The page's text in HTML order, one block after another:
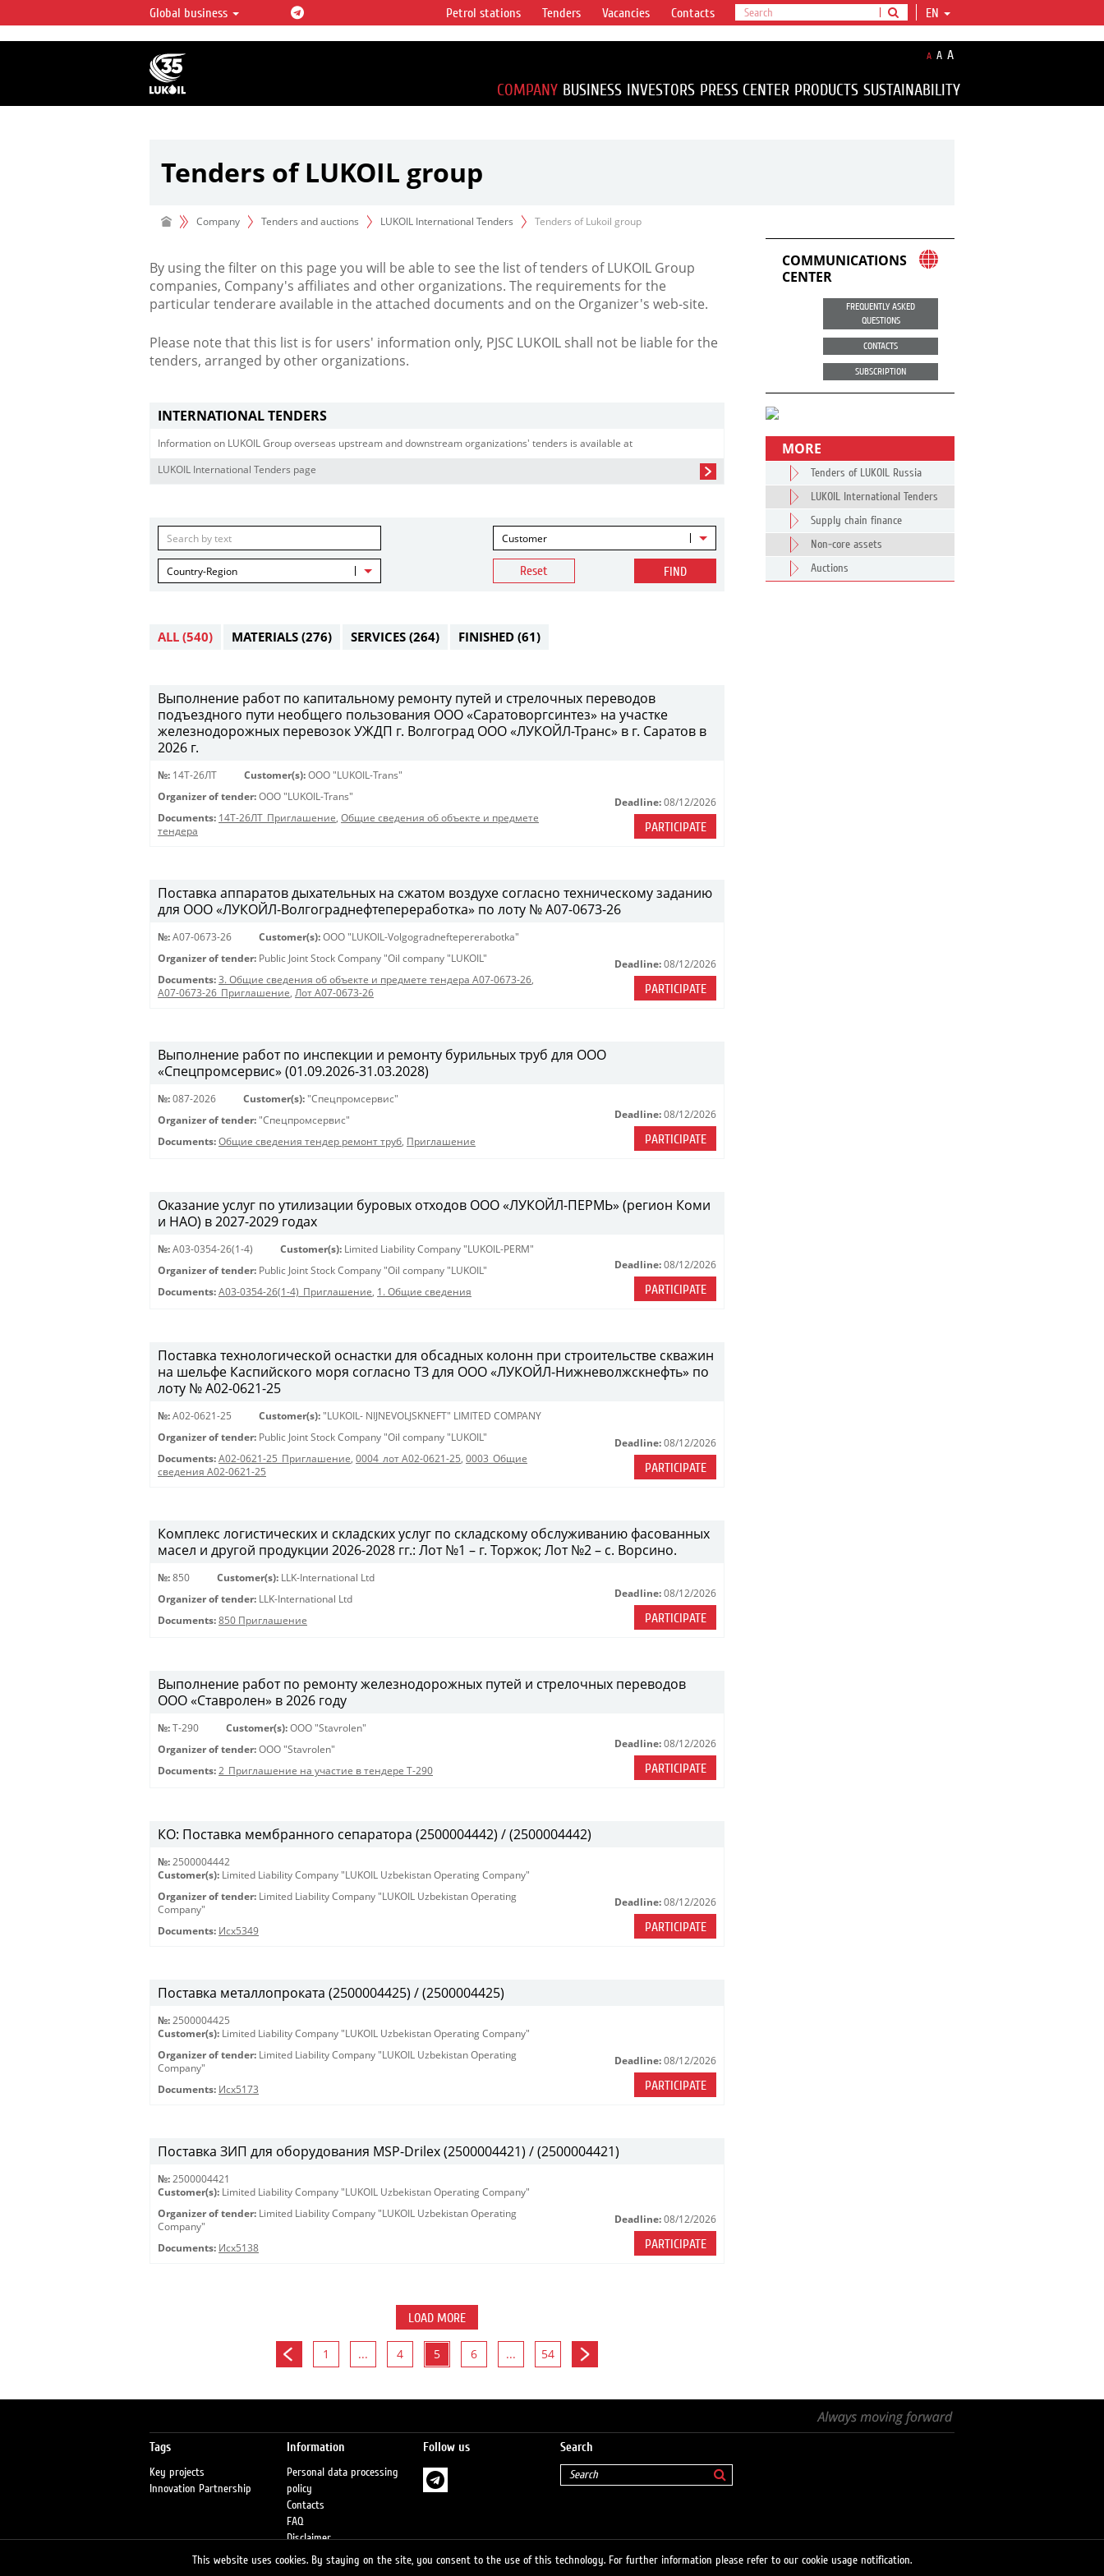
LUKOIL OVERVIEW
LUKOIL is one of the largest oil & gas vertical
integrated companies in the world accounting for
over 2% of crude production and circa 1% of proved
hydrocarbon reserves globally.
Global business EN
Petrol stations Tenders Vacancies Contacts
A A A
COMPANY BUSINESS INVESTORS PRESS CENTER PRODUCTS SUSTAINABILITY
Tenders of LUKOIL group
Company Tenders and auctions LUKOIL International Tenders Tenders of Lukoil group
By using the filter on this page you will be able to see the list of tenders of LUKOIL Group
companies, Company's affiliates and other organizations. The requirements for the
particular tenderare available in the attached documents and on the Organizer's web-site.
Please note that this list is for users' information only, PJSC LUKOIL shall not be liable for the
tenders, arranged by other organizations.
INTERNATIONAL TENDERS
Information on LUKOIL Group overseas upstream and downstream organizations' tenders is available at
LUKOIL International Tenders page
Customer
Country-Region Reset FIND
ALL (540) MATERIALS (276) SERVICES (264) FINISHED (61)
Выполнение работ по капитальному ремонту путей и стрелочных переводов
подъездного пути необщего пользования ООО «Саратоворгсинтез» на участке
железнодорожных перевозок УЖДП г. Волгоград ООО «ЛУКОЙЛ-Транс» в г. Саратов в
2026 г.
№: 14Т-26ЛТ Customer(s): OOO "LUKOIL-Trans"
Organizer of tender: OOO "LUKOIL-Trans"
Documents: 14Т-26ЛТ_Приглашение, Общие сведения об объекте и предмете
тендера
Deadline: 08/12/2026
PARTICIPATE
Поставка аппаратов дыхательных на сжатом воздухе согласно техническому заданию
для ООО «ЛУКОЙЛ-Волгограднефтепереработка» по лоту № A07-0673-26
№: A07-0673-26 Customer(s): OOO "LUKOIL-Volgogradneftepererabotka"
Organizer of tender: Public Joint Stock Company "Oil company "LUKOIL"
Documents: 3. Общие сведения об объекте и предмете тендера A07-0673-26,
A07-0673-26_Приглашение, Лот A07-0673-26
Deadline: 08/12/2026
PARTICIPATE
Выполнение работ по инспекции и ремонту бурильных труб для ООО
«Спецпромсервис» (01.09.2026-31.03.2028)
№: 087-2026 Customer(s): "Спецпромсервис"
Organizer of tender: "Спецпромсервис"
Documents: Общие сведения тендер ремонт труб, Приглашение
Deadline: 08/12/2026
PARTICIPATE
Оказание услуг по утилизации буровых отходов ООО «ЛУКОЙЛ-ПЕРМЬ» (регион Коми
и НАО) в 2027-2029 годах
№: A03-0354-26(1-4) Customer(s): Limited Liability Company "LUKOIL-PERM"
Organizer of tender: Public Joint Stock Company "Oil company "LUKOIL"
Documents: A03-0354-26(1-4)_Приглашение, 1. Общие сведения
Deadline: 08/12/2026
PARTICIPATE
Поставка технологической оснастки для обсадных колонн при строительстве скважин
на шельфе Каспийского моря согласно ТЗ для ООО «ЛУКОЙЛ-Нижневолжскнефть» по
лоту № A02-0621-25
№: A02-0621-25 Customer(s): "LUKOIL- NIJNEVOLJSKNEFT" LIMITED COMPANY
Organizer of tender: Public Joint Stock Company "Oil company "LUKOIL"
Documents: A02-0621-25_Приглашение, 0004_лот A02-0621-25, 0003_Общие
сведения A02-0621-25
Deadline: 08/12/2026
PARTICIPATE
Комплекс логистических и складских услуг по складскому обслуживанию фасованных
масел и другой продукции 2026-2028 гг.: Лот №1 – г. Торжок; Лот №2 – с. Ворсино.
№: 850 Customer(s): LLK-International Ltd
Organizer of tender: LLK-International Ltd
Documents: 850 Приглашение
Deadline: 08/12/2026
PARTICIPATE
Выполнение работ по ремонту железнодорожных путей и стрелочных переводов
ООО «Ставролен» в 2026 году
№: Т-290 Customer(s): OOO "Stavrolen"
Organizer of tender: OOO "Stavrolen"
Documents: 2_Приглашение на участие в тендере Т-290
Deadline: 08/12/2026
PARTICIPATE
КО: Поставка мембранного сепаратора (2500004442) / (2500004442)
№: 2500004442
Customer(s): Limited Liability Company "LUKOIL Uzbekistan Operating Company"
Organizer of tender: Limited Liability Company "LUKOIL Uzbekistan Operating
Company"
Documents: Исх5349
Deadline: 08/12/2026
PARTICIPATE
Поставка металлопроката (2500004425) / (2500004425)
№: 2500004425
Customer(s): Limited Liability Company "LUKOIL Uzbekistan Operating Company"
Organizer of tender: Limited Liability Company "LUKOIL Uzbekistan Operating
Company"
Documents: Исх5173
Deadline: 08/12/2026
PARTICIPATE
Поставка ЗИП для оборудования MSP-Drilex (2500004421) / (2500004421)
№: 2500004421
Customer(s): Limited Liability Company "LUKOIL Uzbekistan Operating Company"
Organizer of tender: Limited Liability Company "LUKOIL Uzbekistan Operating
Company"
Documents: Исх5138
Deadline: 08/12/2026
PARTICIPATE
LOAD MORE
1 ... 4 5 6 ... 54
COMMUNICATIONS
CENTER
FREQUENTLY ASKED
QUESTIONS
CONTACTS
SUBSCRIPTION
MORE
Tenders of LUKOIL Russia
LUKOIL International Tenders
Supply chain finance
Non-core assets
Auctions
Tags
Key projects
Innovation Partnership
Information
Personal data processing
policy
Contacts
FAQ
Disclaimer
Petrol stations
Follow us Search
This website uses cookies. By staying on the site, you consent to the use of this technology. For further information please refer to our cookie usage notification.